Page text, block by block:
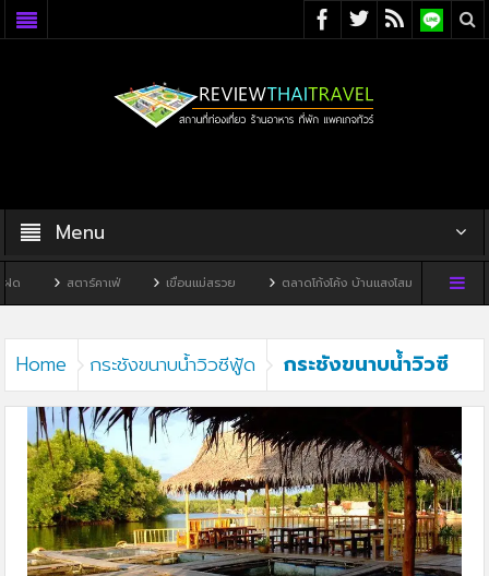
Menu
สตาร์คาเฟ่ เขื่อนแม่สรวย ตลาดโก้งโค้ง บ้านแสงโสม ทิวผาคา
Home กระชังขนาบน้ำวิวซีฟู้ด
กระชังขนาบน้ำวิวซี
ฟู้ด2